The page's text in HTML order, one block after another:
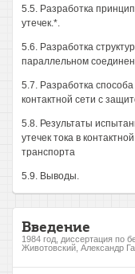
5.5. Разработка
утечек.*.
5.6. Разработка
параллельном
5.7. Разработка
контактной сети с
5.8. Результаты
утечек тока в
транспорта
5.9. Выводы.
Введение
1984 год, диссертация по
Животовский, Александр